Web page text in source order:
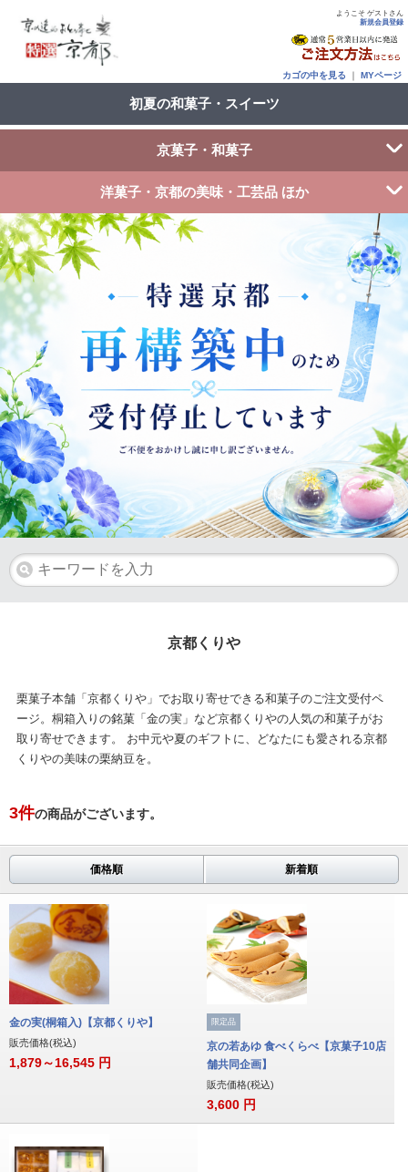
ようこそ ゲストさん
新規会員登録
カゴの中を見る ｜ MYページ
初夏の和菓子・スイーツ
京菓子・和菓子
洋菓子・京都の美味・工芸品 ほか
京都くりや
栗菓子本舗「京都くりや」でお取り寄せできる和菓子のご注文受付ペ
ージ。桐箱入りの銘菓「金の実」など京都くりやの人気の和菓子がお
取り寄せできます。 お中元や夏のギフトに、どなたにも愛される京都
くりやの美味の栗納豆を。
3件の商品がございます。
価格順 新着順
金の実(桐箱入)【京都くりや】
販売価格(税込)
1,879～16,545 円
限定品
京の若あゆ 食べくらべ【京菓子10店
舗共同企画】
販売価格(税込)
3,600 円